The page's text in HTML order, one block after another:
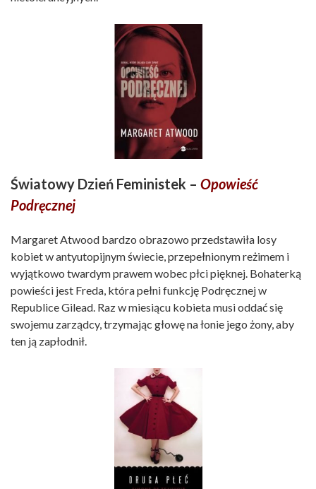
Światowy Dzień Feministek – Opowieść
Podręcznej
Margaret Atwood bardzo obrazowo przedstawiła losy
kobiet w antyutopijnym świecie, przepełnionym reżimem i
wyjątkowo twardym prawem wobec płci pięknej. Bohaterką
powieści jest Freda, która pełni funkcję Podręcznej w
Republice Gilead. Raz w miesiącu kobieta musi oddać się
swojemu zarządcy, trzymając głowę na łonie jego żony, aby
ten ją zapłodnił.